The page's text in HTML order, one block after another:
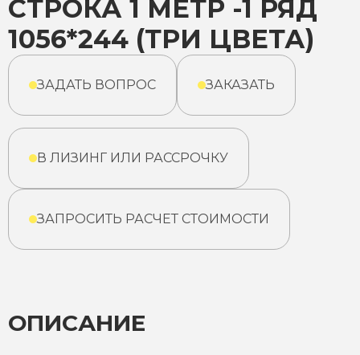
СТРОКА 1 МЕТР -1 РЯД
1056*244 (ТРИ ЦВЕТА)
ЗАДАТЬ ВОПРОС ЗАКАЗАТЬ
В ЛИЗИНГ ИЛИ РАССРОЧКУ
ЗАПРОСИТЬ РАСЧЕТ СТОИМОСТИ
ОПИСАНИЕ